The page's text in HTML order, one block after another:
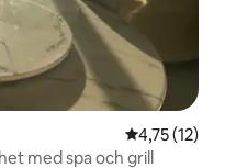
även
PID-
4,75 av 5 i
4,75 (12)
med spa och grill